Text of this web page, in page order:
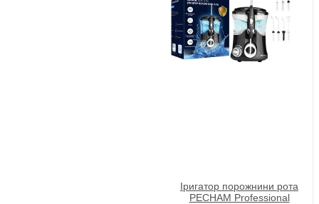
Іригатор порожнини рота
PECHAM Professional